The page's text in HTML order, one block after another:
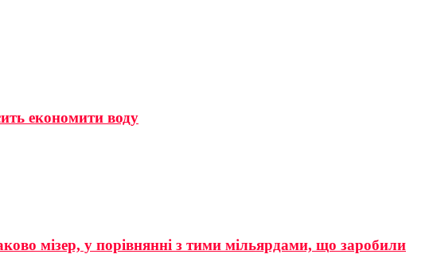
економити воду
мізер, у порівнянні з тими мільярдами, що заробили